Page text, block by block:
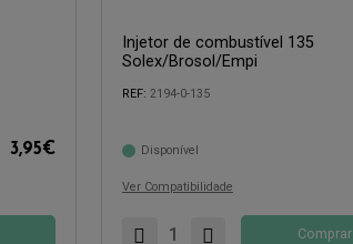
3,95€
Injetor de combustível 135
Solex/Brosol/Empi
REF: 2194-0-135
Disponível
Ver Compatibilidade
Comprar